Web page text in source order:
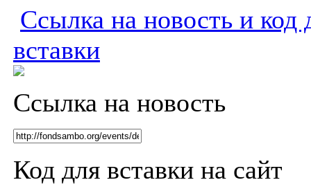
Ссылка на новость и код
вставки
Ссылка на новость
Код для вставки на сайт